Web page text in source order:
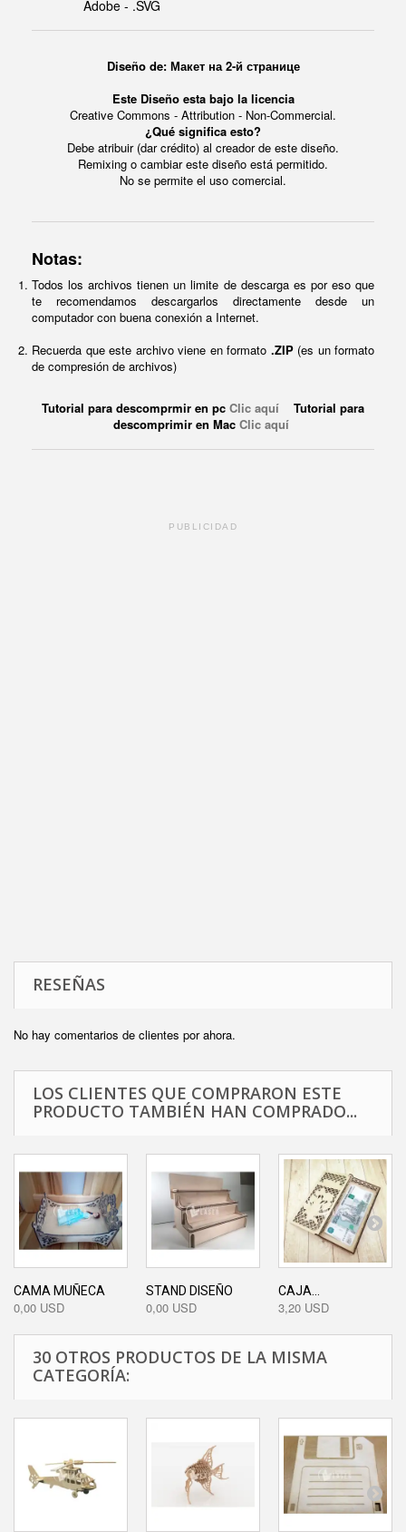
Adobe - .SVG
Diseño de: Макет на 2-й странице
Este Diseño esta bajo la licencia
Creative Commons - Attribution - Non-Commercial.
¿Qué significa esto?
Debe atribuir (dar crédito) al creador de este diseño.
Remixing o cambiar este diseño está permitido.
No se permite el uso comercial.
Notas:
Todos los archivos tienen un limite de descarga es por eso que
te recomendamos descargarlos directamente desde un
computador con buena conexión a Internet.
Recuerda que este archivo viene en formato .ZIP(es un formato
de compresión de archivos)
Tutorial para descomprmir en pc Clic aquí Tutorial para
descomprimir en Mac Clic aquí
PUBLICIDAD
RESEÑAS
No hay comentarios de clientes por ahora.
LOS CLIENTES QUE COMPRARON ESTE
PRODUCTO TAMBIÉN HAN COMPRADO...
CAMA MUÑECA
0,00 USD
STAND DISEÑO
0,00 USD
CAJA...
3,20 USD
30 OTROS PRODUCTOS DE LA MISMA
CATEGORÍA: